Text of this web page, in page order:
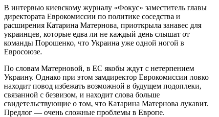
В интервью киевскому журналу «Фокус» заместитель главы
директората Еврокомиссии по политике соседства и
расширения Катарина Матернова, приоткрыла занавес для
украинцев, которые едва ли не каждый день слышат от
команды Порошенко, что Украина уже одной ногой в
Евросоюзе.
По словам Матерновой, в ЕС якобы ждут с нетерпением
Украину. Однако при этом замдиректор Еврокомиссии ловко
находит повод избежать возможной в будущем подоплеки,
связанной с безвизом, и находит слова больше
свидетельствующие о том, что Катарина Матернова лукавит.
Предлог — очень сложные проблемы в Европе.